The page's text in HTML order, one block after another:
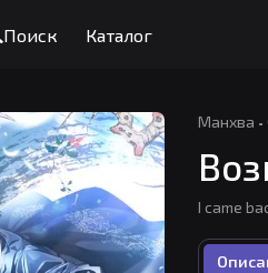
Поиск Каталог
Манхва ·
I came